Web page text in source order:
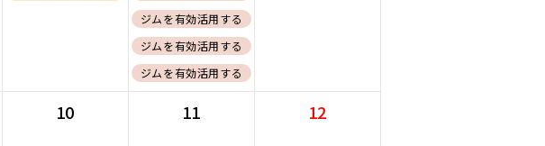
ジムを有効活用するためのエクササイズ紹介〜応用編〜【会員証必須】
ジムを有効活用するためのエクササイズ紹介〜応用編〜【会員証必須】
ジムを有効活用するためのエクササイズ紹介〜基礎編〜【会員証必須】
10 11 12